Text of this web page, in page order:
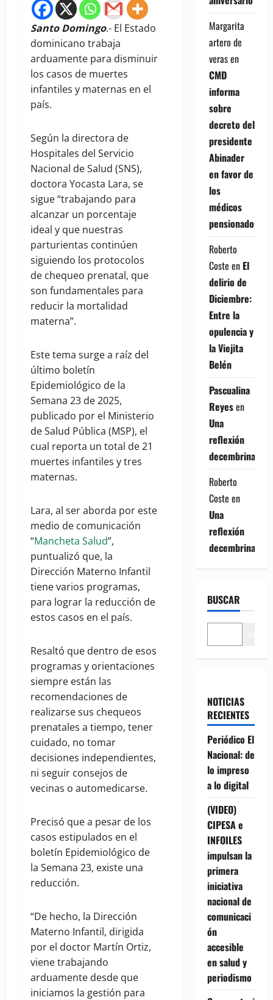
Santo Domingo.- El Estado
dominicano trabaja
arduamente para disminuir
los casos de muertes
infantiles y maternas en el
país.
Según la directora de
Hospitales del Servicio
Nacional de Salud (SNS),
doctora Yocasta Lara, se
sigue “trabajando para
alcanzar un porcentaje
ideal y que nuestras
parturientas continúen
siguiendo los protocolos
de chequeo prenatal, que
son fundamentales para
reducir la mortalidad
materna”.
Este tema surge a raíz del
último boletín
Epidemiológico de la
Semana 23 de 2025,
publicado por el Ministerio
de Salud Pública (MSP), el
cual reporta un total de 21
muertes infantiles y tres
maternas.
Lara, al ser aborda por este
medio de comunicación
“Mancheta Salud”,
puntualizó que, la
Dirección Materno Infantil
tiene varios programas,
para lograr la reducción de
estos casos en el país.
Resaltó que dentro de esos
programas y orientaciones
siempre están las
recomendaciones de
realizarse sus chequeos
prenatales a tiempo, tener
cuidado, no tomar
decisiones independientes,
ni seguir consejos de
vecinas o automedicarse.
Precisó que a pesar de los
casos estipulados en el
boletín Epidemiológico de
la Semana 23, existe una
reducción.
“De hecho, la Dirección
Materno Infantil, dirigida
por el doctor Martín Ortiz,
viene trabajando
arduamente desde que
iniciamos la gestión para
Margarita
artero de
verasen
CMD
informa
sobre
decreto del
presidente
Abinader
en favor de
los
médicos
pensionados
Roberto
Coste en El
delirio de
Diciembre:
Entre la
opulencia y
la Viejita
Belén
Pascualina
Reyesen
Una
reflexión
decembrina
Roberto
Coste en
Una
reflexión
decembrina
BUSCAR
NOTICIAS
RECIENTES
Periódico El
Nacional: de
lo impreso
a lo digital
(VIDEO)
CIPESA e
INFOILES
impulsan la
primera
iniciativa
nacional de
comunicaci
ón
accesible
en salud y
periodismo